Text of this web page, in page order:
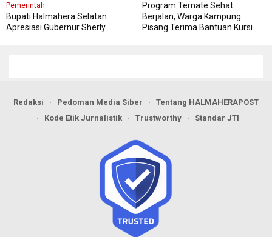
Pemerintah
Bupati Halmahera Selatan
Apresiasi Gubernur Sherly
Program Ternate Sehat
Berjalan, Warga Kampung
Pisang Terima Bantuan Kursi
Redaksi Pedoman Media Siber
Tentang HALMAHERAPOST
Kode Etik Jurnalistik
Trustworthy Standar JTI